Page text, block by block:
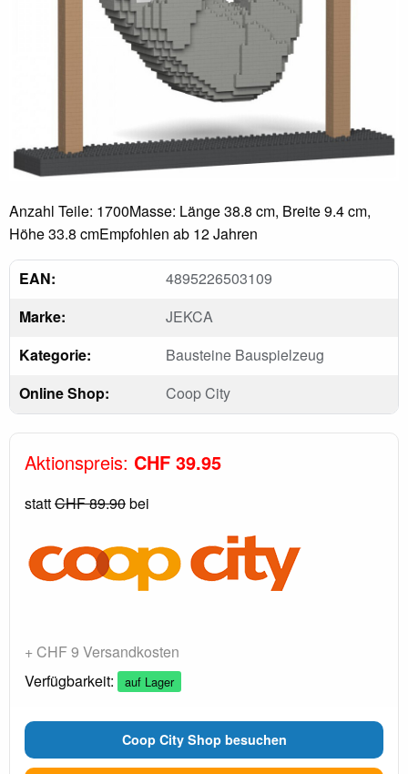
Anzahl Teile: 1700Masse: Länge 38.8 cm, Breite 9.4 cm,
Höhe 33.8 cmEmpfohlen ab 12 Jahren
EAN:
4895226503109
Marke:
JEKCA
Kategorie:
Bausteine Bauspielzeug
Online Shop:
Coop City
Aktionspreis: CHF 39.95
stattCHF 89.90bei
+ CHF 9 Versandkosten
Verfügbarkeit:
auf Lager
Coop City Shop besuchen